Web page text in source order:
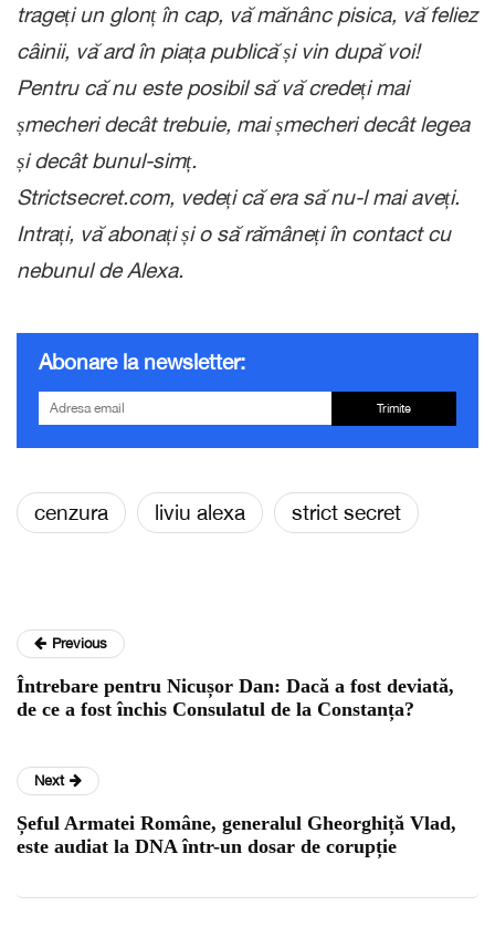
trageți un glonț în cap, vă mănânc pisica, vă feliez
câinii, vă ard în piața publică și vin după voi!
Pentru că nu este posibil să vă credeți mai
șmecheri decât trebuie, mai șmecheri decât legea
și decât bunul-simț.
Strictsecret.com, vedeți că era să nu-l mai aveți.
Intrați, vă abonați și o să rămâneți în contact cu
nebunul de Alexa.
Abonare la newsletter:
Trimite
cenzura liviu alexa strict secret
Previous
Întrebare pentru Nicușor Dan: Dacă a fost deviată,
de ce a fost închis Consulatul de la Constanța?
Next
Șeful Armatei Române, generalul Gheorghiță Vlad,
este audiat la DNA într-un dosar de corupție